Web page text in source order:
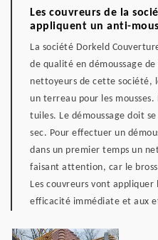
Les couvreurs de la
appliquent un anti-
La société Dorkeld
de qualité en démoussage
nettoyeurs de cette société,
un terreau pour les
tuiles. Le démoussage doit
sec. Pour effectuer un
dans un premier temps un
faisant attention, car le
Les couvreurs vont appliquer
efficacité immédiate et aux